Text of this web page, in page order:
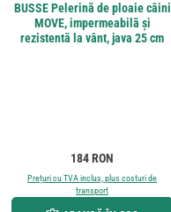
BUSSE Pelerină de ploaie câini
MOVE, impermeabilă și
rezistentă la vânt, java 25 cm
Preț obișnuit:
184 RON
Prețuri cu TVA inclus, plus costuri de
transport